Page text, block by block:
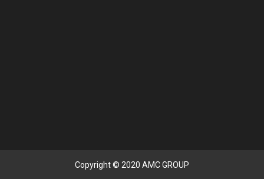
Copyright © 2020 AMC GROUP